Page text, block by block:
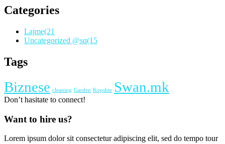
Categories
Lajme(21
Uncategorized @sq(15
Tags
Biznese cleaning Garden Kopshte Swan.mk
Don’t hasitate to connect!
Want to hire us?
Lorem ipsum dolor sit consectetur adipiscing elit, sed do tempo tour